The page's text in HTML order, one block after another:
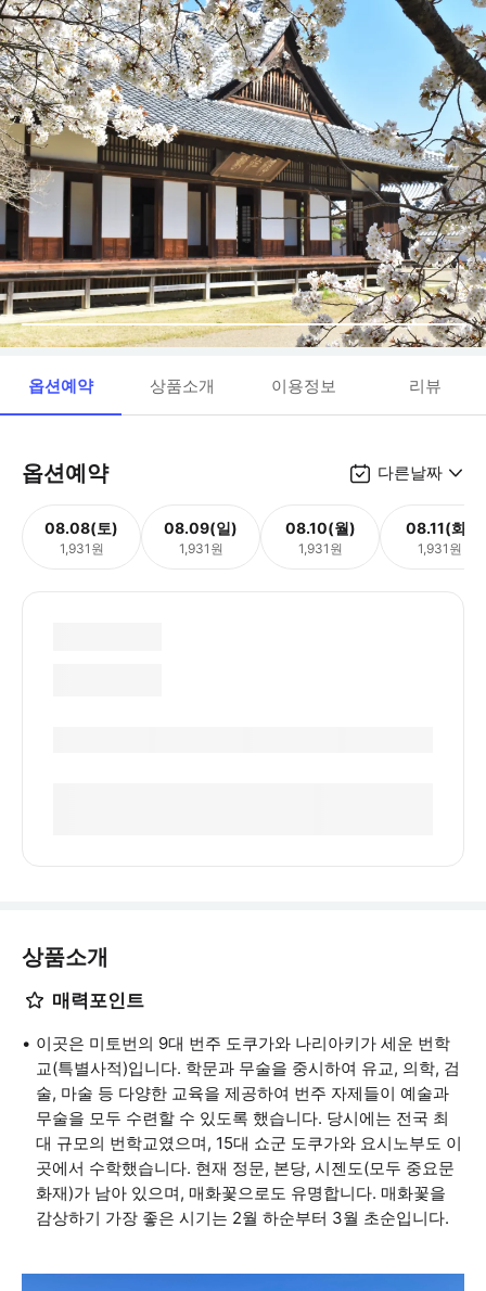
옵션예약 상품소개 이용정보 리뷰
옵션예약 다른날짜
08.08(토)
1,931원
08.09(일)
1,931원
08.10(월)
1,931원
08.11(화)
1,931원
상품소개
매력포인트
이곳은 미토번의 9대 번주 도쿠가와 나리아키가 세운 번학
교(특별사적)입니다. 학문과 무술을 중시하여 유교, 의학, 검
술, 마술 등 다양한 교육을 제공하여 번주 자제들이 예술과
무술을 모두 수련할 수 있도록 했습니다. 당시에는 전국 최
대 규모의 번학교였으며, 15대 쇼군 도쿠가와 요시노부도 이
곳에서 수학했습니다. 현재 정문, 본당, 시젠도(모두 중요문
화재)가 남아 있으며, 매화꽃으로도 유명합니다. 매화꽃을
감상하기 가장 좋은 시기는 2월 하순부터 3월 초순입니다.